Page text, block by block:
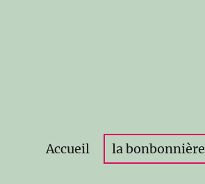
Accueil la bonbonnière